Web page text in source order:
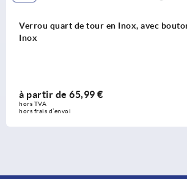
Verrou quart de tour en Inox, avec
Inox
à partir de 65,99 €
hors TVA
hors frais d’envoi